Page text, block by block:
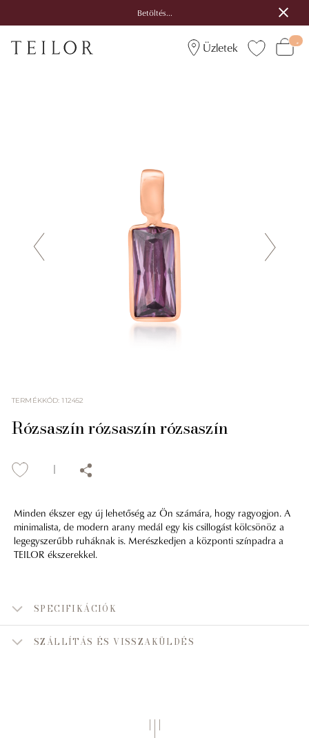
Betöltés...
Üzletek
TERMÉKKÓD:112452
Rózsaszín rózsaszín rózsaszín
Minden ékszer egy új lehetőség az Ön számára, hogy ragyogjon. A
minimalista, de modern arany medál egy kis csillogást kölcsönöz a
legegyszerűbb ruháknak is. Merészkedjen a központi színpadra a
TEILOR ékszerekkel.
SPECIFIKÁCIÓK
SZÁLLÍTÁS ÉS VISSZAKÜLDÉS